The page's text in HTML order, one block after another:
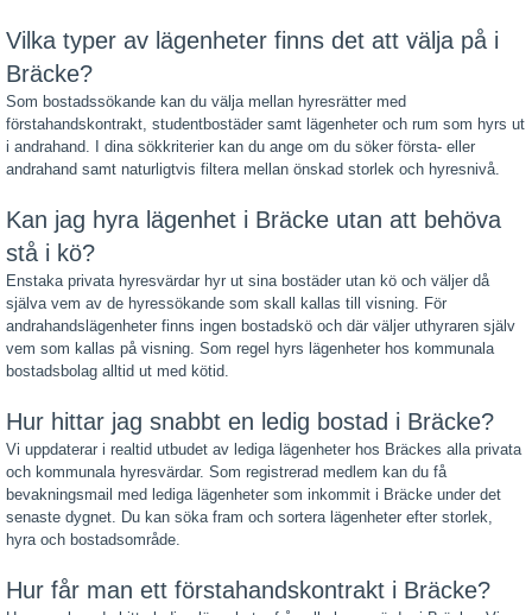
Vilka typer av lägenheter finns det att välja på i
Bräcke?
Som bostadssökande kan du välja mellan hyresrätter med
förstahandskontrakt, studentbostäder samt lägenheter och rum som hyrs ut
i andrahand. I dina sökkriterier kan du ange om du söker första- eller
andrahand samt naturligtvis filtera mellan önskad storlek och hyresnivå.
Kan jag hyra lägenhet i Bräcke utan att behöva
stå i kö?
Enstaka privata hyresvärdar hyr ut sina bostäder utan kö och väljer då
själva vem av de hyressökande som skall kallas till visning. För
andrahandslägenheter finns ingen bostadskö och där väljer uthyraren själv
vem som kallas på visning. Som regel hyrs lägenheter hos kommunala
bostadsbolag alltid ut med kötid.
Hur hittar jag snabbt en ledig bostad i Bräcke?
Vi uppdaterar i realtid utbudet av lediga lägenheter hos Bräckes alla privata
och kommunala hyresvärdar. Som registrerad medlem kan du få
bevakningsmail med lediga lägenheter som inkommit i Bräcke under det
senaste dygnet. Du kan söka fram och sortera lägenheter efter storlek,
hyra och bostadsområde.
Hur får man ett förstahandskontrakt i Bräcke?